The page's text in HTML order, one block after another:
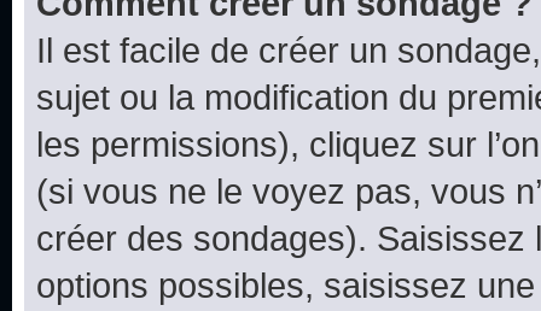
Il est facile de créer un
sujet ou la modification du
les permissions), cliquez sur
(si vous ne le voyez pas, vous
créer des sondages).
options possibles, saisissez